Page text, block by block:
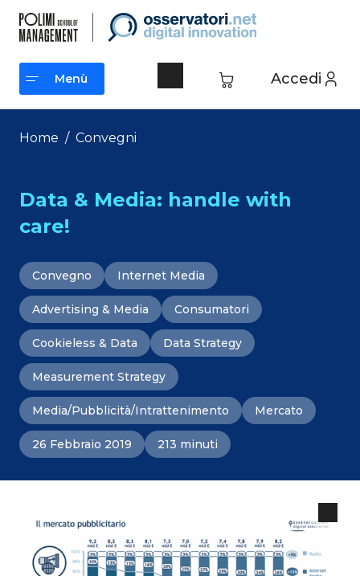
contenuto
Accedi
Menù
Menù
Home / Convegni
Data & Media: handle with
care!
Convegno Internet Media
Advertising & Media Consumatori
Cookieless & Data Data Strategy
Measurement Strategy
Media/Pubblicità/Intrattenimento Mercato
26 Febbraio 2019 213 minuti